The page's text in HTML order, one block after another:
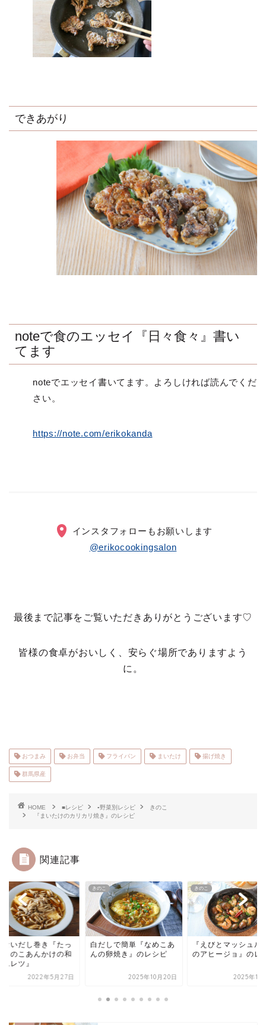
できあがり
noteで食のエッセイ『日々食々』書い
てます
noteでエッセイ書いてます。よろしければ読んでくだ
さい。
https://note.com/erikokanda
インスタフォローもお願いします
@erikocookingsalon
最後まで記事をご覧いただきありがとうございます♡
皆様の食卓がおいしく、安らぐ場所でありますよう
に。
おつまみ お弁当 フライパン まいたけ 揚げ焼き
群馬県産
HOME ■レシピ ▪野菜別レシピ
きのこ
『まいたけのカリカリ焼き』のレシピ
関連記事
しで簡単『なめこあ
卵焼き』のレシピ
2025年10月20日
きのこ
『えびとマッシュルーム
のアヒージョ』のレシピ
2025年1月22日
きのこ
レシピ：甘辛韓国だ
『ヤンニョムチーズ
2021年10